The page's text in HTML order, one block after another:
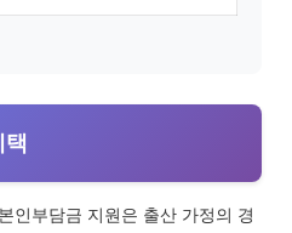
인부담금 지원은 출산 가정의 경